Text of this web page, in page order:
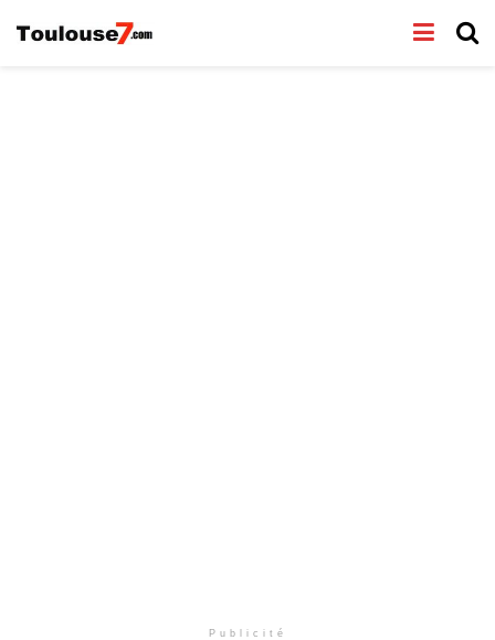
Publicité